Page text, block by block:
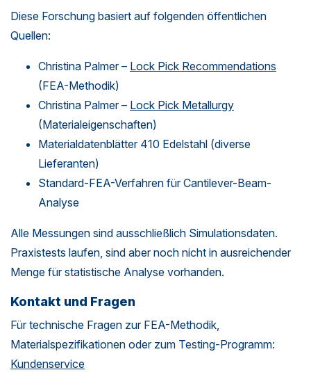
Diese Forschung basiert auf folgenden öffentlichen
Quellen:
Christina Palmer – Lock Pick Recommendations
(FEA-Methodik)
Christina Palmer – Lock Pick Metallurgy
(Materialeigenschaften)
Materialdatenblätter 410 Edelstahl (diverse
Lieferanten)
Standard-FEA-Verfahren für Cantilever-Beam-
Analyse
Alle Messungen sind ausschließlich Simulationsdaten.
Praxistests laufen, sind aber noch nicht in ausreichender
Menge für statistische Analyse vorhanden.
Kontakt und Fragen
Für technische Fragen zur FEA-Methodik,
Materialspezifikationen oder zum Testing-Programm:
Kundenservice